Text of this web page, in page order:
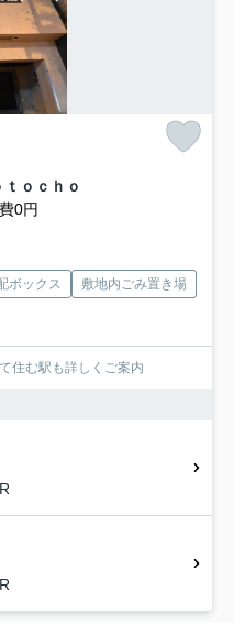
ｏｃｈｏ
0円
ボックス
敷地内ごみ置き場
住む駅も詳しくご案内